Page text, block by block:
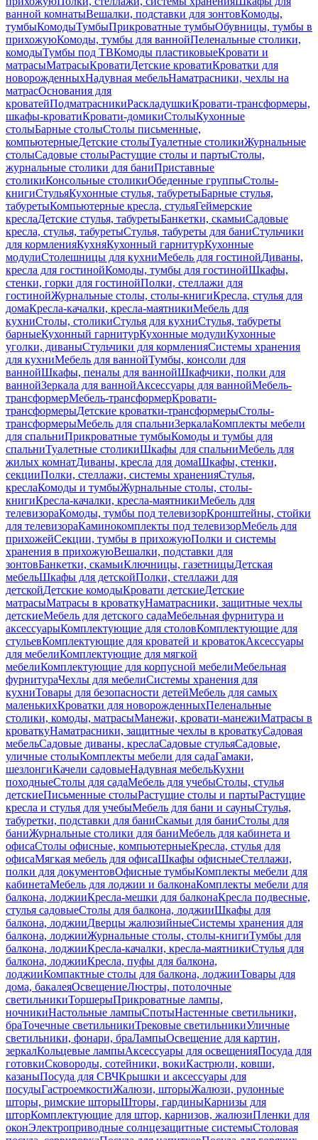
ванной комнатыВешалки, подставки для зонтовКомоды,
тумбыКомодыТумбыПрикроватные тумбыОбувницы, тумбы в
прихожуюКомоды, тумбы для ваннойПеленальные столики,
комодыТумбы под ТВКомоды пластиковыеКровати и
матрасыМатрасыКроватиДетские кроватиКроватки для
новорожденныхНадувная мебельНаматрасники, чехлы на
матрасОснования для
кроватейПодматрасникиРаскладушкиКровати-трансформеры,
шкафы-кроватиКровати-домикиСтолыКухонные
столыБарные столыСтолы письменные,
компьютерныеДетские столыТуалетные столикиЖурнальные
столыСадовые столыРастущие столы и партыСтолы,
журнальные столики для баниПриставные
столикиКонсольные столикиОбеденные группыСтолы-
книгиСтульяКухонные стулья, табуретыБарные стулья,
табуретыКомпьютерные кресла, стульяГеймерские
креслаДетские стулья, табуретыБанкетки, скамьиСадовые
кресла, стулья, табуретыСтулья, табуреты для баниСтульчики
для кормленияКухняКухонный гарнитурКухонные
модулиСтолешницы для кухниМебель для гостинойДиваны,
кресла для гостинойКомоды, тумбы для гостинойШкафы,
стенки, горки для гостинойПолки, стеллажи для
гостинойЖурнальные столы, столы-книгиКресла, стулья для
домаКресла-качалки, кресла-маятникиМебель для
кухниСтолы, столикиСтулья для кухниСтулья, табуреты
барныеКухонный гарнитурКухонные модулиКухонные
уголки, диваныСтульчики для кормленияСистемы хранения
для кухниМебель для ваннойТумбы, консоли для
ваннойШкафы, пеналы для ваннойШкафчики, полки для
ваннойЗеркала для ваннойАксессуары для ваннойМебель-
трансформерМебель-трансформерКровати-
трансформерыДетские кроватки-трансформерыСтолы-
трансформерыМебель для спальниЗеркалаКомплекты мебели
для спальниПрикроватные тумбыКомоды и тумбы для
спальниТуалетные столикиШкафы для спальниМебель для
жилых комнатДиваны, кресла для домаШкафы, стенки,
секцииПолки, стеллажи, системы храненияСтулья,
креслаКомоды и тумбыЖурнальные столы, столы-
книгиКресла-качалки, кресла-маятникиМебель для
телевизораКомоды, тумбы под телевизорКронштейны, стойки
для телевизораКаминокомплекты под телевизорМебель для
прихожейСекции, тумбы в прихожуюПолки и системы
хранения в прихожуюВешалки, подставки для
зонтовБанкетки, скамьиКлючницы, газетницыДетская
мебельШкафы для детскойПолки, стеллажи для
детскойДетские комодыКровати детскиеДетские
матрасыМатрасы в кроваткуНаматрасники, защитные чехлы
детскиеМебель для детского садаМебельная фурнитура и
аксессуарыКомплектующие для столовКомплектующие для
стульевКомплектующие для кроватей и кроватокАксессуары
для мебелиКомплектующие для мягкой
мебелиКомплектующие для корпусной мебелиМебельная
фурнитураЧехлы для мебелиСистемы хранения для
кухниТовары для безопасности детейМебель для самых
маленькихКроватки для новорожденныхПеленальные
столики, комоды, матрасыМанежи, кровати-манежиМатрасы в
кроваткуНаматрасники, защитные чехлы в кроваткуСадовая
мебельСадовые диваны, креслаСадовые стульяСадовые,
уличные столыКомплекты мебели для садаГамаки,
шезлонгиКачели садовыеНадувная мебельКухни
походныеСтолы для садаМебель для учебыСтолы, стулья
детскиеПисьменные столыРастущие столы и партыРастущие
кресла и стулья для учебыМебель для бани и сауныСтулья,
табуретки, подставки для баниСкамьи для баниСтолы для
баниЖурнальные столики для баниМебель для кабинета и
офисаСтолы офисные, компьютерныеКресла, стулья для
офисаМягкая мебель для офисаШкафы офисныеСтеллажи,
полки для документовОфисные тумбыКомплекты мебели для
кабинетаМебель для лоджии и балконаКомплекты мебели для
балкона, лоджииКресла-мешки для балконаКресла подвесные,
стулья садовыеСтолы для балкона, лоджииШкафы для
балкона, лоджииДверцы жалюзийныеСистемы хранения для
балкона, лоджииЖурнальные столы, столы-книгиТумбы для
балкона, лоджииКресла-качалки, кресла-маятникиСтулья для
балкона, лоджииКресла, пуфы для балкона,
лоджииКомпактные столы для балкона, лоджииТовары для
дома, бакалеяОсвещениеЛюстры, потолочные
светильникиТоршерыПрикроватные лампы,
ночникиНастольные лампыСпотыНастенные светильники,
браТочечные светильникиТрековые светильникиУличные
светильники, фонари, браЛампыОсвещение для картин,
зеркалКольцевые лампыАксессуары для освещенияПосуда для
готовкиСковороды, сотейники, вокиКастрюли, ковши,
казаныПосуда для СВЧКрышки и аксессуары для
посудыГастроемкостиЖалюзи, шторыЖалюзи, рулонные
шторы, римские шторыШторы, гардиныКарнизы для
шторКомплектующие для штор, карнизов, жалюзиПленки для
оконЭлектроприводные солнцезащитные системыСтоловая